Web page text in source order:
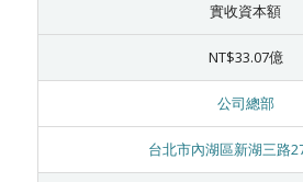
實收資本額
NT$33.07億
公司總部
台北市內湖區新湖三路